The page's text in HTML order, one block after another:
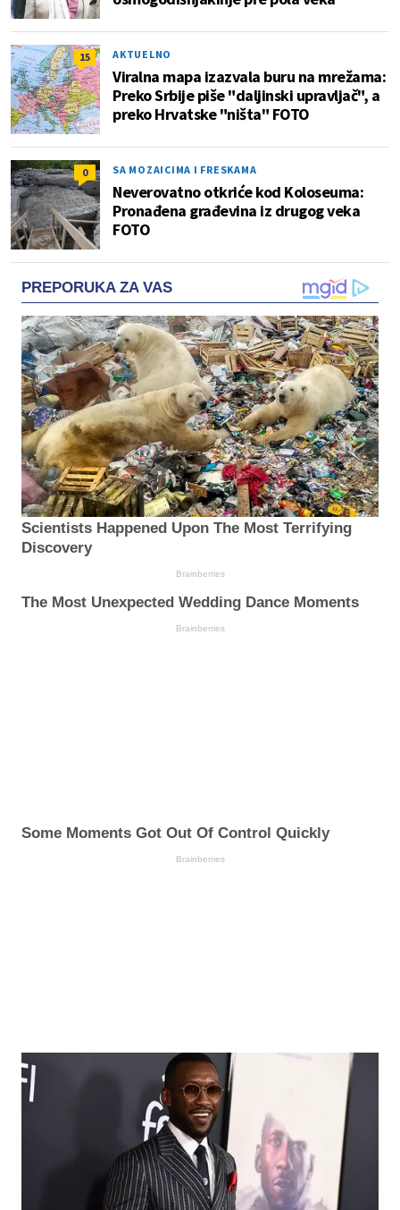
15 AKTUELNO
Viralna mapa izazvala buru na mrežama:
Preko Srbije piše "daljinski upravljač", a
preko Hrvatske "ništa" FOTO
0 SA MOZAICIMA I FRESKAMA
Neverovatno otkriće kod Koloseuma:
Pronađena građevina iz drugog veka
FOTO
PREPORUKA ZA VAS
Scientists Happened Upon The Most Terrifying
Discovery
Brainberries
The Most Unexpected Wedding Dance Moments
Brainberries
Some Moments Got Out Of Control Quickly
Brainberries